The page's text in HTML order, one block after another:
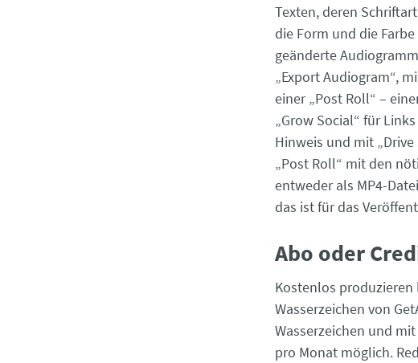
Texten, deren
die Form und die
geänderte
„Export Audiogram“,
einer „Post Roll“ –
„Grow Social“ für
Hinweis und mit
„Post Roll“ mit den
entweder als MP4-
das ist für das
Abo oder
Kostenlos produzieren
Wasserzeichen von
Wasserzeichen und
pro Monat möglich.